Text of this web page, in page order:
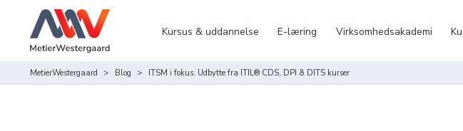
Kursus & uddannelse E-læring Virksomhedsakademi
MetierWestergaard Blog ITSM i fokus: Udbytte fra ITIL® CDS, DPI & DITS kurser